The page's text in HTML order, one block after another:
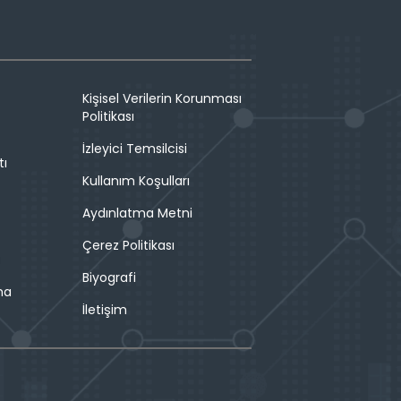
Kişisel Verilerin Korunması
Politikası
İzleyici Temsilcisi
Kullanım Koşulları
Aydınlatma Metni
Çerez Politikası
Biyografi
İletişim